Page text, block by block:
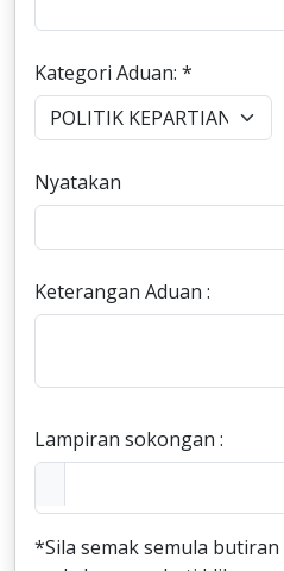
Kategori Aduan: *
Nyatakan
Keterangan Aduan :
Lampiran sokongan :
*Sila semak semula